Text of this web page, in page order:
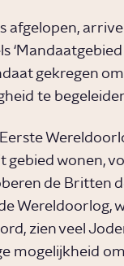
afgelopen,
gekregen
te
gebied wonen,
de Britten
Wereldoorlog,
zien veel
mogelijkheid